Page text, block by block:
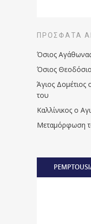
ΠΡΌΣΦΑΤΑ
Όσιος
Όσιος
Άγιος Δομέτιος
του
Καλλίνικος ο
Μεταμόρφωση